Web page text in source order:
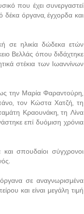
που έχει συνεργαστεί
όργανα, έγχορδα και
σε ηλικία δώδεκα ετών
Βελλάς όπου διδάχτηκε
στέκια των Ιωαννίνων
την Μαρία Φαραντούρη,
τον Κώστα Χατζή, τη
Κραουνάκη, τη Λίνα
επί δυόμιση χρόνια
σπουδαίοι σύγχρονοι
σε αναγνωρισμένα
και είναι μεγάλη τιμή